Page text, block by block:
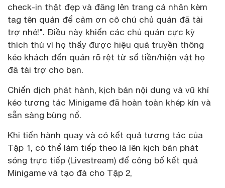
check-in thật đẹp và đăng lên trang cá nhân kèm
tag tên quán để cảm ơn cô chú chủ quán đã tài
trợ nhé!". Điều này khiến các chủ quán cực kỳ
thích thú vì họ thấy được hiệu quả truyền thông
kéo khách đến quán rõ rệt từ số tiền/hiện vật họ
đã tài trợ cho bạn.
Chiến dịch phát hành, kịch bản nội dung và vũ khí
kéo tương tác Minigame đã hoàn toàn khép kín và
sẵn sàng bùng nổ.
Khi tiến hành quay và có kết quả tương tác của
Tập 1, có thể làm tiếp theo là lên kịch bản phát
sóng trực tiếp (Livestream) để công bố kết quả
Minigame và tạo đà cho Tập 2,